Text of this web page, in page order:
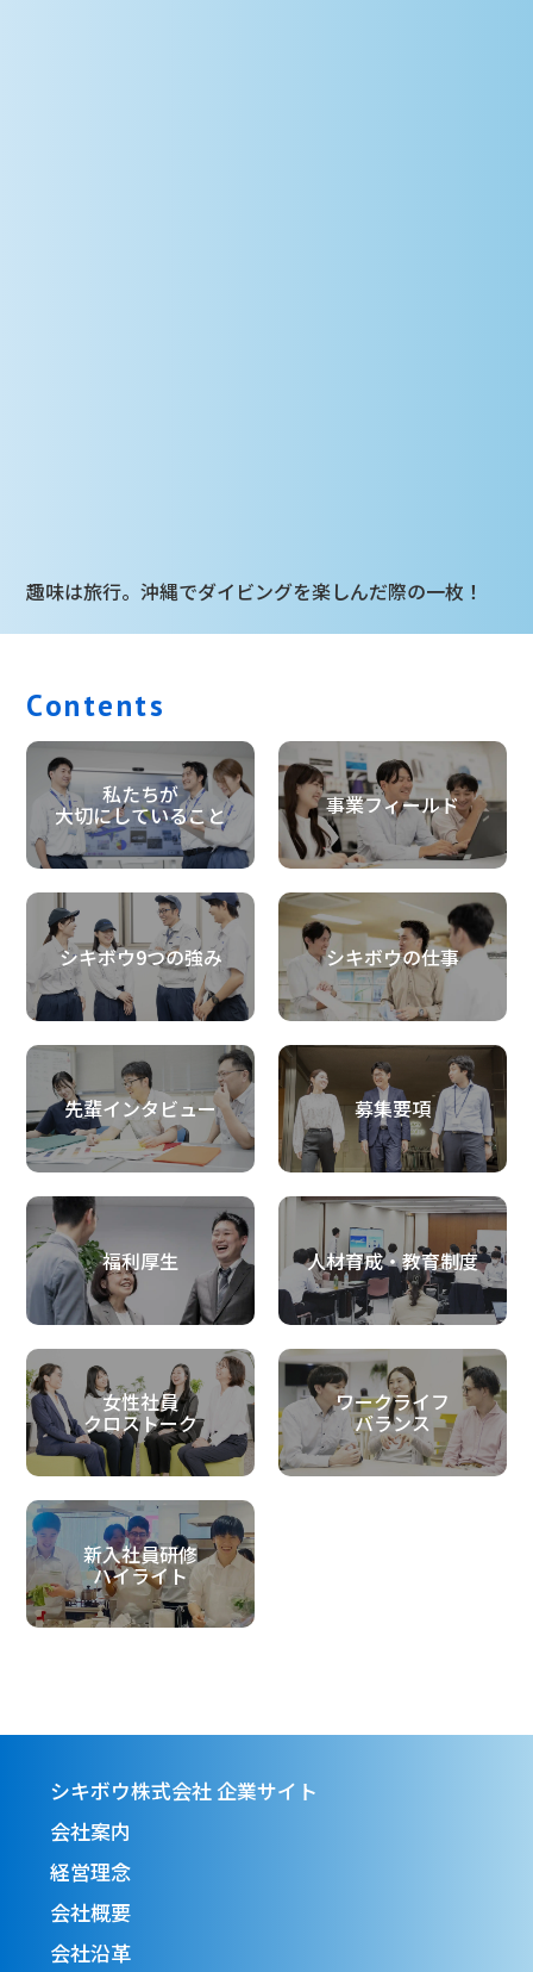
趣味は旅行。沖縄でダイビングを楽しんだ際の一枚！
Contents
私たちが
大切にしていること 事業フィールド
シキボウ9つの強み シキボウの仕事
先輩インタビュー 募集要項
福利厚生 人材育成・教育制度
女性社員
クロストーク
ワークライフ
バランス
新入社員研修
ハイライト
シキボウ株式会社 企業サイト
会社案内
経営理念
会社概要
会社沿革